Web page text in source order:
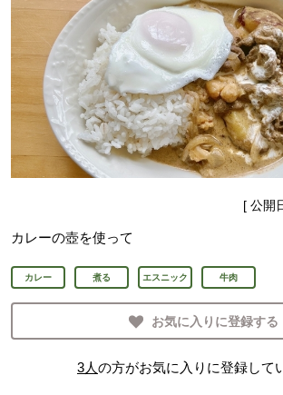
[ 公開
カレーの壺を使って
カレー 煮る エスニック 牛肉
お気に入りに登録する
3人の方がお気に入りに登録して